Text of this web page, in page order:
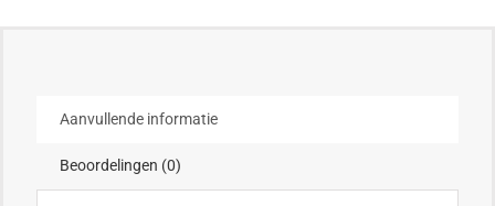
Aanvullende informatie
Beoordelingen (0)